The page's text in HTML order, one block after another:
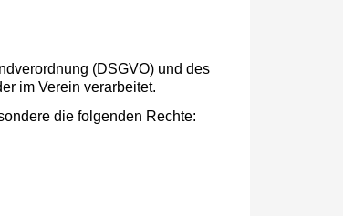
(DSGVO) und des
im Verein verarbeitet.
die folgenden Rechte: